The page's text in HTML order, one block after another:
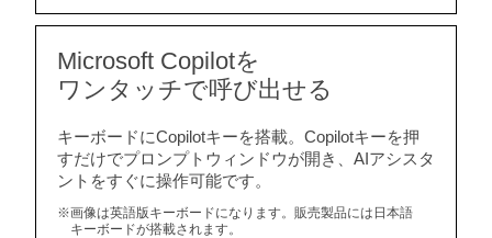
Microsoft Copilotを
ワンタッチで呼び出せる
キーボードにCopilotキーを搭載。Copilotキーを押
すだけでプロンプトウィンドウが開き、AIアシスタ
ントをすぐに操作可能です。
※画像は英語版キーボードになります。販売製品には日本語
キーボードが搭載されます。